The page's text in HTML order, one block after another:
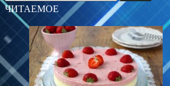
ЧИТАЕМОЕ